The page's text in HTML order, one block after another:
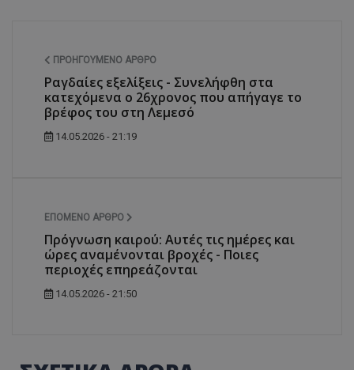
ΠΡΟΗΓΟΎΜΕΝΟ ΆΡΘΡΟ
Ραγδαίες εξελίξεις - Συνελήφθη στα
κατεχόμενα ο 26χρονος που απήγαγε το
βρέφος του στη Λεμεσό
14.05.2026 - 21:19
ΕΠΌΜΕΝΟ ΆΡΘΡΟ
Πρόγνωση καιρού: Αυτές τις ημέρες και
ώρες αναμένονται βροχές - Ποιες
περιοχές επηρεάζονται
14.05.2026 - 21:50